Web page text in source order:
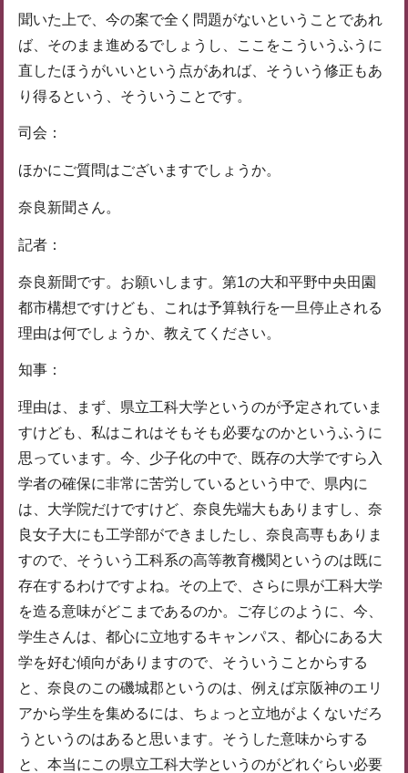
聞いた上で、今の案で全く問題がないということであれ
ば、そのまま進めるでしょうし、ここをこういうふうに
直したほうがいいという点があれば、そういう修正もあ
り得るという、そういうことです。
司会：
ほかにご質問はございますでしょうか。
奈良新聞さん。
記者：
奈良新聞です。お願いします。第1の大和平野中央田園
都市構想ですけども、これは予算執行を一旦停止される
理由は何でしょうか、教えてください。
知事：
理由は、まず、県立工科大学というのが予定されていま
すけども、私はこれはそもそも必要なのかというふうに
思っています。今、少子化の中で、既存の大学ですら入
学者の確保に非常に苦労しているという中で、県内に
は、大学院だけですけど、奈良先端大もありますし、奈
良女子大にも工学部ができましたし、奈良高専もありま
すので、そういう工科系の高等教育機関というのは既に
存在するわけですよね。その上で、さらに県が工科大学
を造る意味がどこまであるのか。ご存じのように、今、
学生さんは、都心に立地するキャンパス、都心にある大
学を好む傾向がありますので、そういうことからする
と、奈良のこの磯城郡というのは、例えば京阪神のエリ
アから学生を集めるには、ちょっと立地がよくないだろ
うというのはあると思います。そうした意味からする
と、本当にこの県立工科大学というのがどれぐらい必要